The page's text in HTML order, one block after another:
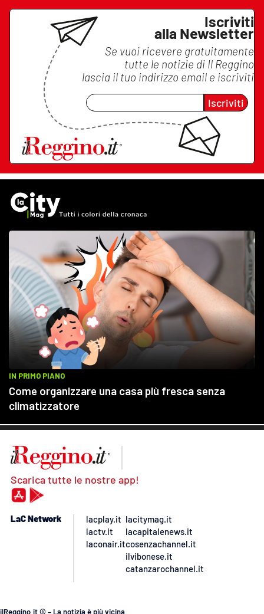
Iscriviti
alla Newsletter
Se vuoi ricevere gratuitamente
tutte le notizie di Il Reggino
lascia il tuo indirizzo email e iscriviti
Iscriviti
Scarica tutte le nostre app!
LaC Network
lacplay.it
lactv.it
laconair.it
lacitymag.it
lacapitalenews.it
cosenzachannel.it
ilvibonese.it
catanzarochannel.it
ilReggino.it © – La notizia è più vicina